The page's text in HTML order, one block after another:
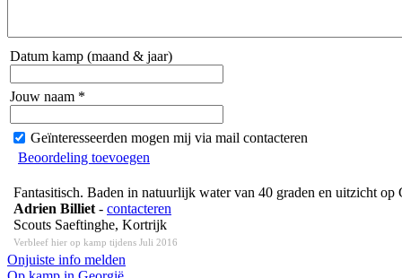
Datum kamp (maand & jaar)
Jouw naam *
Geïnteresseerden mogen mij via mail contacteren
Beoordeling toevoegen
Fantasitisch. Baden in natuurlijk water van 40 graden en uitzicht
Adrien Billiet - contacteren
Scouts Saeftinghe, Kortrijk
Verbleef hier op kamp tijdens Juli 2016
Onjuiste info melden